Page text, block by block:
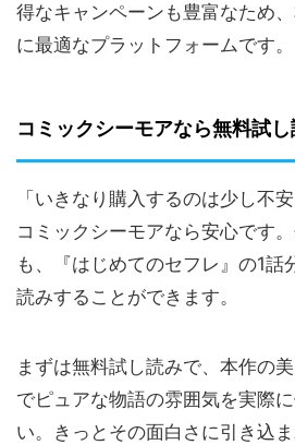
得なキャンペーンも豊富なため
に最適なプラットフォームです。
コミックシーモアなら無料試し
「いきなり購入するのは少し不
コミックシーモアなら安心です
も、『はじめてのセフレ』の1話
読みすることができます。
まずは無料試し読みで、本作の
でピュアな物語の雰囲気を実際
い。きっとその面白さに引き込ま